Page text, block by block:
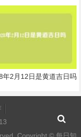
年2月12日是黄道吉日吗